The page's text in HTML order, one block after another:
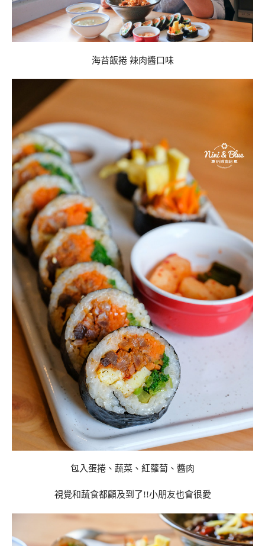
海苔飯捲 辣肉醬口味
包入蛋捲、蔬菜、紅蘿蔔、醬肉
視覺和蔬食都顧及到了!!小朋友也會很愛